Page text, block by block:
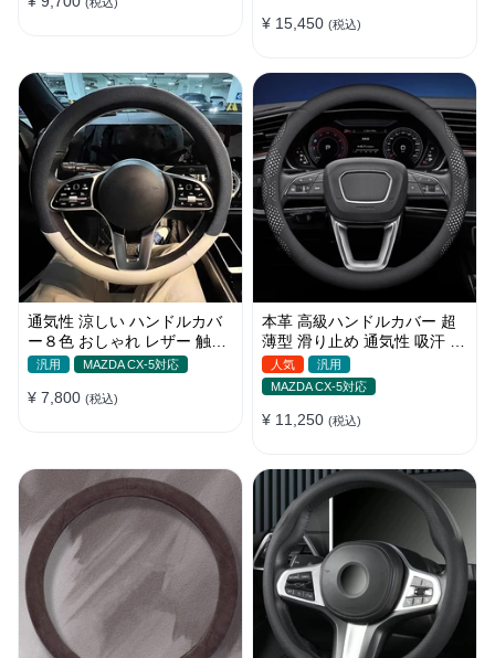
¥ 15,450 (税込)
通気性 涼しい ハンドルカバ
ー８色 おしゃれ レザー 触感
よく シンブル 落ち着いた気
汎用 MAZDA CX-5対応
¥ 7,800 (税込)
本革 高級ハンドルカバー 超
薄型 滑り止め 通気性 吸汗 快
適 耐久性 四季汎用 35~40CM
人気
汎用
MAZDA CX-5対応
¥ 11,250 (税込)